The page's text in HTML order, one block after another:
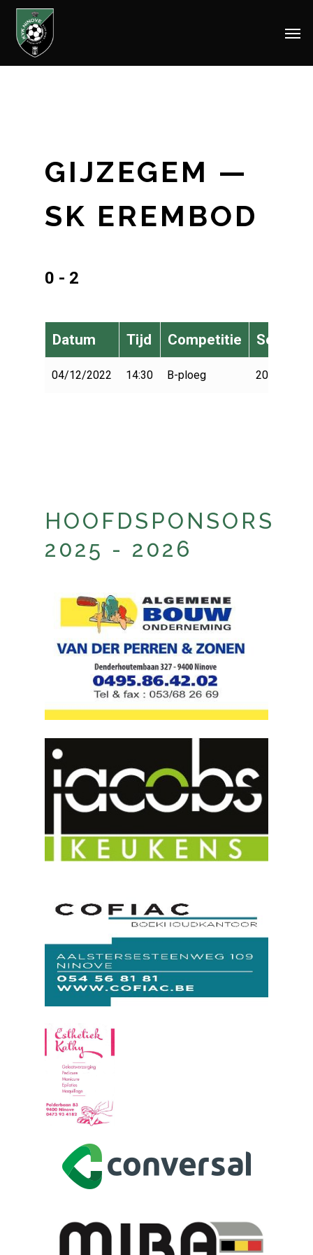
Skip
GIJZEGEM —
SK EREMBOD
0 - 2
Datum Tijd Competitie Seizoen
04/12/2022 14:30 B-ploeg 2022-2023
HOOFDSPONSORS
2025 - 2026